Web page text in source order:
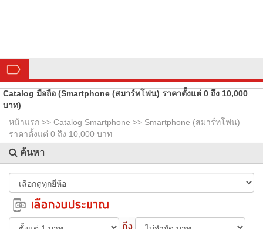
Catalog มือถือ (Smartphone (สมาร์ทโฟน) ราคาตั้งแต่ 0 ถึง 10,000
บาท)
หน้าแรก >> Catalog Smartphone >> Smartphone (สมาร์ทโฟน)
ราคาตั้งแต่ 0 ถึง 10,000 บาท
ค้นหา